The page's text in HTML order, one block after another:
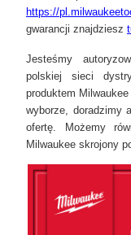
https://
gwarancji znajdziesz
Jesteśmy
polskiej sieci
produktem
wyborze, doradzimy
ofertę. Możemy
Milwaukee skrojony